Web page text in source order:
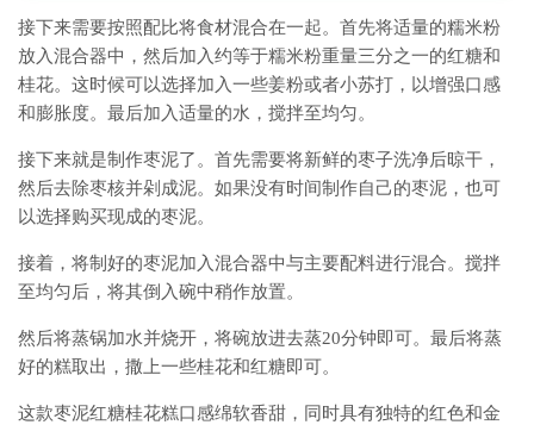
接下来需要按照配比将食材混合在一起。首先将适量的糯米粉
放入混合器中，然后加入约等于糯米粉重量三分之一的红糖和
桂花。这时候可以选择加入一些姜粉或者小苏打，以增强口感
和膨胀度。最后加入适量的水，搅拌至均匀。
接下来就是制作枣泥了。首先需要将新鲜的枣子洗净后晾干，
然后去除枣核并剁成泥。如果没有时间制作自己的枣泥，也可
以选择购买现成的枣泥。
接着，将制好的枣泥加入混合器中与主要配料进行混合。搅拌
至均匀后，将其倒入碗中稍作放置。
然后将蒸锅加水并烧开，将碗放进去蒸20分钟即可。最后将蒸
好的糕取出，撒上一些桂花和红糖即可。
这款枣泥红糖桂花糕口感绵软香甜，同时具有独特的红色和金